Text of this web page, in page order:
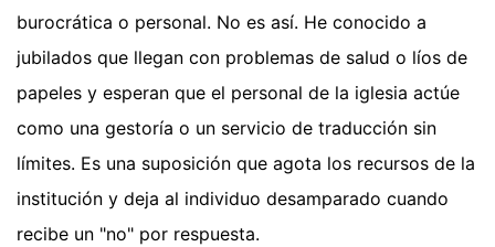
burocrática o personal. No es así. He conocido a
jubilados que llegan con problemas de salud o líos de
papeles y esperan que el personal de la iglesia actúe
como una gestoría o un servicio de traducción sin
límites. Es una suposición que agota los recursos de la
institución y deja al individuo desamparado cuando
recibe un "no" por respuesta.